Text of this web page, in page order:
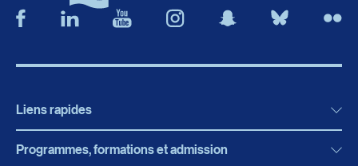
Liens rapides
Actualités
Programmes, formations et admission